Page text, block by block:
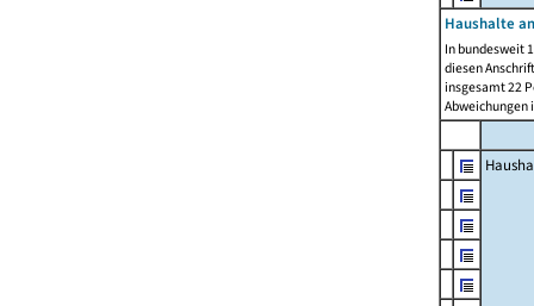
Haushalte
In bundesweit
diesen
insgesamt 22
Abweichungen